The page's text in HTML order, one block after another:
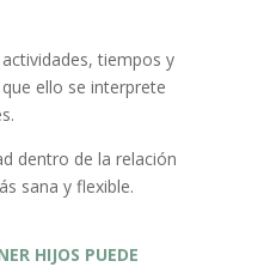
tiempos y
ello se interprete
dentro de la relación
sana y flexible.
HIJOS PUEDE